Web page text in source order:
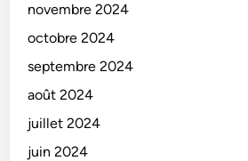
novembre 2024
octobre 2024
septembre 2024
août 2024
juillet 2024
juin 2024